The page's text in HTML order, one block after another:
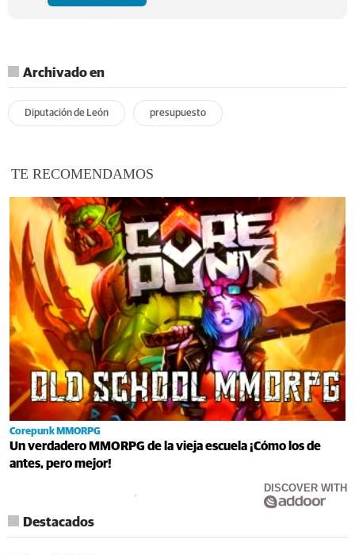
Archivado en
Diputación de León presupuesto
TE RECOMENDAMOS
Corepunk MMORPG
Un verdadero MMORPG de la vieja escuela ¡Cómo los de
antes, pero mejor!
DISCOVER WITH
Destacados